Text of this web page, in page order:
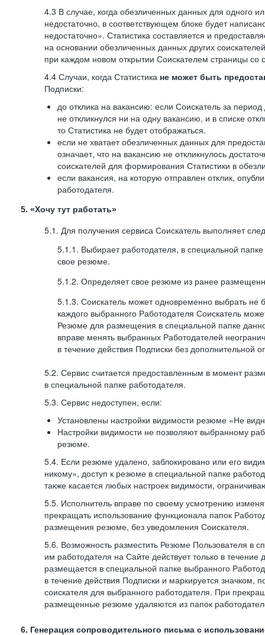
4.3 В случае, когда обезличенных данных для одного
недостаточно, в соответствующем блоке будет
недостаточно». Статистика составляется и
на основании обезличенных данных других
при каждом новом открытии Соискателем страницы со
4.4 Случаи, когда Статистика не может быть
Подписки:
до отклика на вакансию: если Соискатель за период
не откликнулся ни на одну вакансию, и в списке
то Статистика не будет отображаться.
если не хватает обезличенных данных для
означает, что на вакансию не откликнулось
соискателей для формирования Статистики в
если вакансия, на которую отправлен отклик,
работодателя.
5. «Хочу тут работать»
5.1. Для получения сервиса Соискатель выполняет
5.1.1. Выбирает работодателя, в специальной папке
свое резюме.
5.1.2. Определяет свое резюме из ранее
5.1.3. Соискатель может одновременно выбрать не
каждого выбранного Работодателя Соискатель
Резюме для размещения в специальной папке
вправе менять выбранных Работодателей
в течение действия Подписки без дополнительной
5.2. Сервис считается предоставленным в момент
в специальной папке работодателя.
5.3. Сервис недоступен, если:
Установлены настройки видимости резюме «Не
Настройки видимости не позволяют выбранному
резюме.
5.4. Если резюме удалено, заблокировано или его
никому», доступ к резюме в специальной папке
также касается любых настроек видимости,
5.5. Исполнитель вправе по своему усмотрению
прекращать использование функционала папок
размещения резюме, без уведомления Соискателя.
5.6. Возможность разместить Резюме Пользователя в
им работодателя на Сайте действует только в
размещается в специальной папке выбранного
в течение действия Подписки и маркируется
соискателя для выбранного работодателя. При
размещенные резюме удаляются из папок
6. Генерация сопроводительного письма с